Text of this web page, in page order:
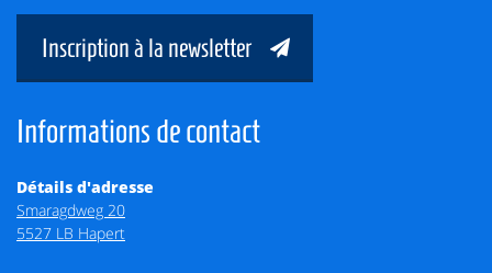
Inscription à la newsletter
Informations de contact
Détails d'adresse
Smaragdweg 20
5527 LB Hapert